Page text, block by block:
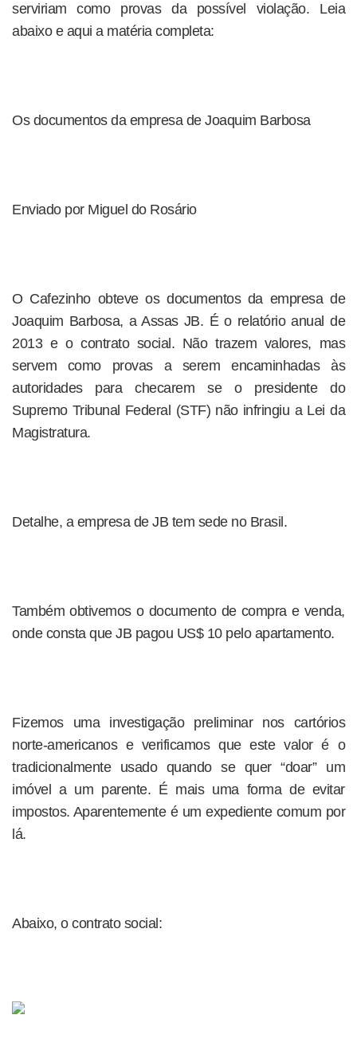
serviriam como provas da possível violação. Leia
abaixo e aqui a matéria completa:
Os documentos da empresa de Joaquim Barbosa
Enviado por Miguel do Rosário
O Cafezinho obteve os documentos da empresa de
Joaquim Barbosa, a Assas JB. É o relatório anual de
2013 e o contrato social. Não trazem valores, mas
servem como provas a serem encaminhadas às
autoridades para checarem se o presidente do
Supremo Tribunal Federal (STF) não infringiu a Lei da
Magistratura.
Detalhe, a empresa de JB tem sede no Brasil.
Também obtivemos o documento de compra e venda,
onde consta que JB pagou US$ 10 pelo apartamento.
Fizemos uma investigação preliminar nos cartórios
norte-americanos e verificamos que este valor é o
tradicionalmente usado quando se quer “doar” um
imóvel a um parente. É mais uma forma de evitar
impostos. Aparentemente é um expediente comum por
lá.
Abaixo, o contrato social: